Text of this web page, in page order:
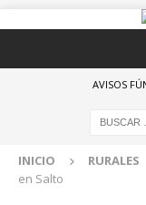
AVISOS
INICIO RURALES
en Salto